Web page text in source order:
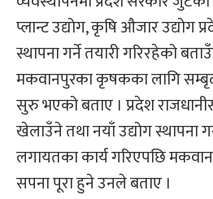
प्लान्ट उद्योग, कृषि औजार उद्योग
स्थापना गर्ने तयारी गरिरहेको
मकवानपुरका कृषकका लागि
सुरु भएको बताए । प्रदेश
खेलाउँने तथा नयाँ उद्योग स्थापना
लगायतका कार्य गरिएपछि
सपना पूरा हुने उनले बताए ।